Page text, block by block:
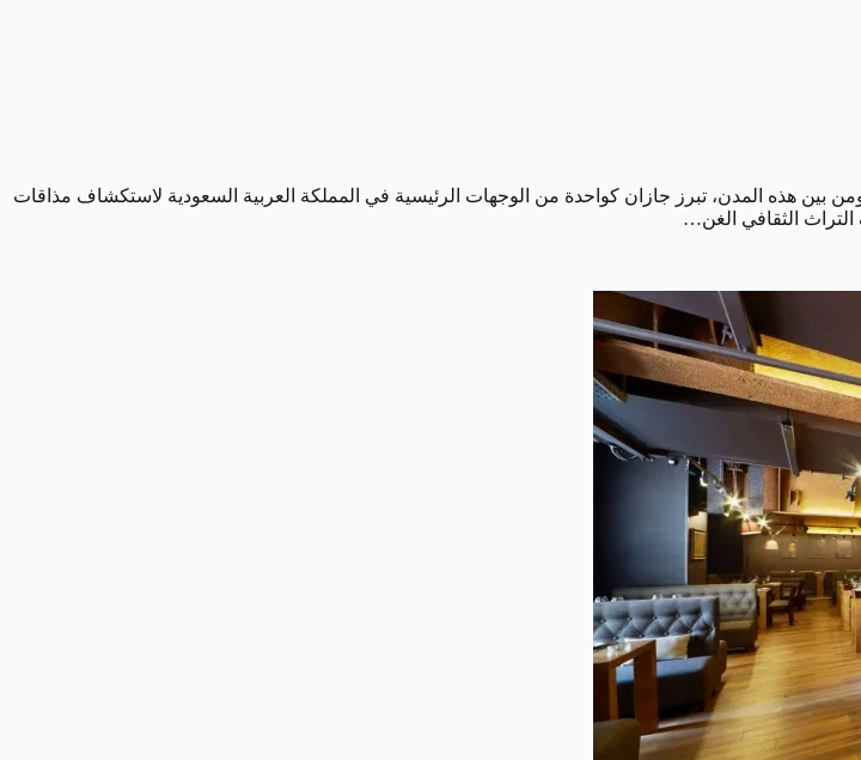
بين هذه المدن، تبرز جازان كواحدة من الوجهات الرئيسية في المملكة العربية السعودية لاستكشاف مذاقات
الثقافي الغن…